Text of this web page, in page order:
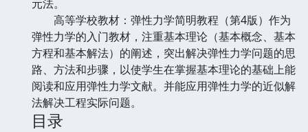
元法。
高等学校教材：弹性力学简明教程（第4版）作为
弹性力学的入门教材，注重基本理论（基本概念、基本
方程和基本解法）的阐述，突出解决弹性力学问题的思
路、方法和步骤，以使学生在掌握基本理论的基础上能
阅读和应用弹性力学文献。并能应用弹性力学的近似解
法解决工程实际问题。
目录